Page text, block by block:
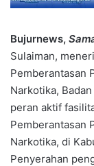
Bujurnews,
Sulaiman,
Pemberantasan
Narkotika,
peran aktif
Pemberantasan
Narkotika, di
Penyerahan